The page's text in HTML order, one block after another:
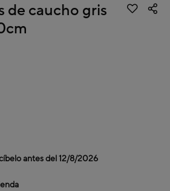
de caucho gris
antes del12/8/2026